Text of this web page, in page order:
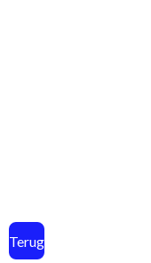
Terug